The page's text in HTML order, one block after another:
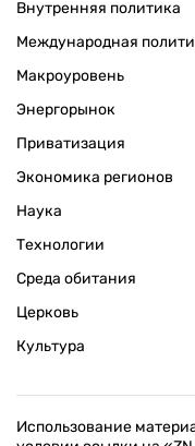
Внутренняя политика
Международная
Макроуровень
Энергорынок
Приватизация
Экономика регионов
Наука
Технологии
Среда обитания
Церковь
Культура
Использование